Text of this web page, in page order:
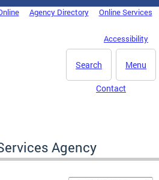
Agency Directory Online Services
Accessibility
Menu
Search
Contact
Agency